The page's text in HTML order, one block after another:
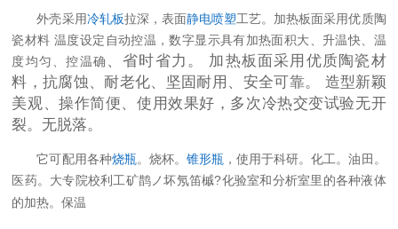
外壳采用冷轧板拉深，表面静电喷塑工艺。加热板面采用优质陶
瓷材料 温度设定自动控温，数字显示具有加热面积大、升温快、温
度均匀、控温确 、省时省力。 加热板面采用优质陶瓷材
料，抗腐蚀、耐老化、坚固耐用、安全可靠。 造型新颖
美观、操作简便、使用效果好，多次冷热交变试验无开
裂。无脱落。
它可配用各种烧瓶。烧杯。 锥形瓶 ，使用于科研。化工。油田。
医药。大专院校利工矿鹊ノ坏氖笛槭?化验室和分析室里的各种液体
的加热。保温